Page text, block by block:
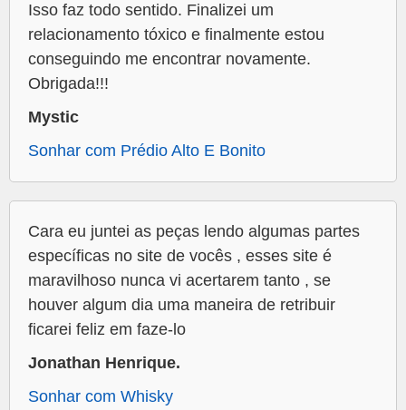
Isso faz todo sentido. Finalizei um
relacionamento tóxico e finalmente estou
conseguindo me encontrar novamente.
Obrigada!!!
Mystic
Sonhar com Prédio Alto E Bonito
Cara eu juntei as peças lendo algumas partes
específicas no site de vocês , esses site é
maravilhoso nunca vi acertarem tanto , se
houver algum dia uma maneira de retribuir
ficarei feliz em faze-lo
Jonathan Henrique.
Sonhar com Whisky